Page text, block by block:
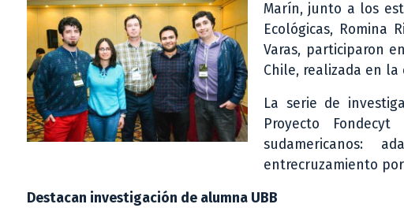
Marín, junto a los
Ecológicas, Romina
Varas, participaron
Chile, realizada en la
La serie de
Proyecto
sudamericanos:
entrecruzamiento
Destacan investigación de alumna UBB